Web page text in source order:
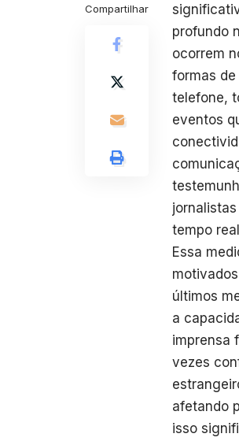
Compartilhar
profundo
ocorrem
formas
telefone,
eventos
tempo
Essa
últimos
a
imprensa
vezes
afetando
isso